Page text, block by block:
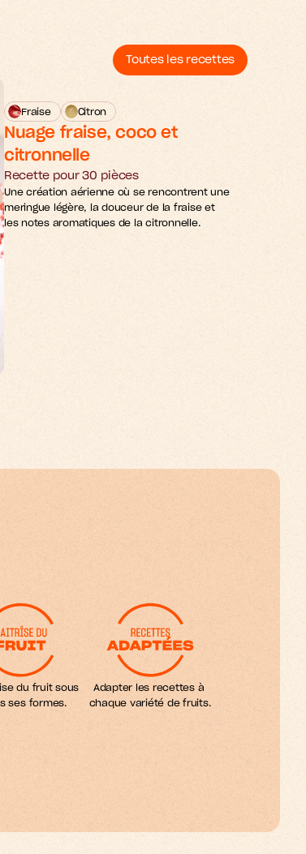
Toutes les recettes
Fraise Citron
Nuage fraise, coco et
citronnelle
Recette pour 30 pièces
Une création aérienne où se rencontrent une
meringue légère, la douceur de la fraise et
les notes aromatiques de la citronnelle.
du fruit sous
ses formes.
Adapter les recettes à
chaque variété de fruits.